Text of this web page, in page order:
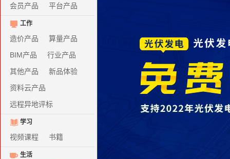
会员产品 平台产品
工作
造价产品
算量产品
BIM产品
行业产品
其他产品
新品体验
资料云产品
远程异地评标
学习
视频课程 书籍
生活